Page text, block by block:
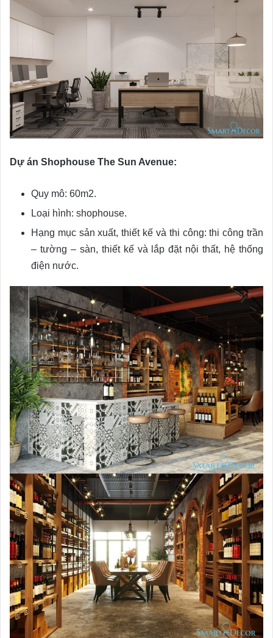
Dự án Shophouse The Sun Avenue:
Quy mô: 60m2.
Loại hình: shophouse.
Hạng mục sản xuất, thiết kế và thi công: thi công trần
– tường – sàn, thiết kế và lắp đặt nội thất, hệ thống
điện nước.